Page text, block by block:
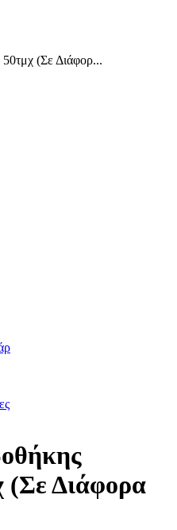
(Σε Διάφορ...
(Σε Διάφορα